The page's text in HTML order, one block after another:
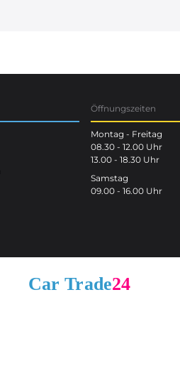
Öffnungszeiten
Montag - Freitag
08.30 - 12.00 Uhr
13.00 - 18.30 Uhr
Samstag
09.00 - 16.00 Uhr